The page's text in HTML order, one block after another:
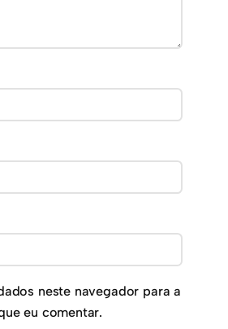
neste navegador para a
eu comentar.